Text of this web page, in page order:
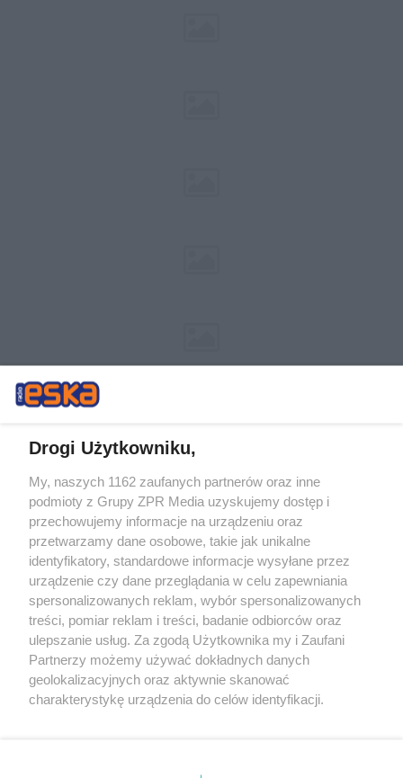
Żaden utwór zamieszczony w serwisie nie może być powielany i
rozpowszechniany lub dalej rozpowszechniany w jakikolwiek sposób (w
tym także elektroniczny lub mechaniczny) na jakimkolwiek polu
eksploatacji w jakiejkolwiek formie, włącznie z umieszczaniem w
Internecie bez pisemnej zgody właściciela praw. Jakiekolwiek użycie lub
wykorzystanie utworów w całości lub w części z naruszeniem prawa,
tzn. bez właściwej zgody, jest zabronione pod groźbą kary i może być
ścigane prawnie.
Drogi Użytkowniku,
My, naszych 1162 zaufanych partnerów oraz inne
podmioty z Grupy ZPR Media uzyskujemy dostęp i
przechowujemy informacje na urządzeniu oraz
przetwarzamy dane osobowe, takie jak unikalne
identyfikatory, standardowe informacje wysyłane przez
urządzenie czy dane przeglądania w celu zapewniania
spersonalizowanych reklam, wybór spersonalizowanych
treści, pomiar reklam i treści, badanie odbiorców oraz
ulepszanie usług. Za zgodą Użytkownika my i Zaufani
Partnerzy możemy używać dokładnych danych
geolokalizacyjnych oraz aktywnie skanować
charakterystykę urządzenia do celów identyfikacji.